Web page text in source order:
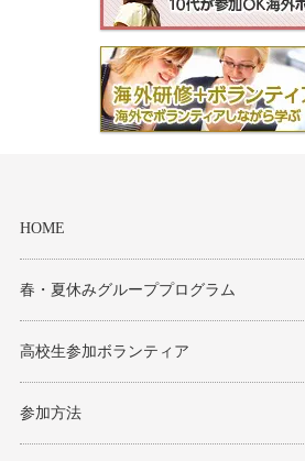
ハンガリー
ギリシャ
HOME
春・夏休みグループプログラム
高校生参加ボランティア
参加方法